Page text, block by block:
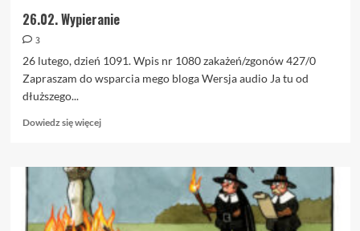
26.02. Wypieranie
3
26 lutego, dzień 1091. Wpis nr 1080 zakażeń/zgonów 427/0
Zapraszam do wsparcia mego bloga Wersja audio Ja tu od
dłuższego...
Dowiedz się więcejDowiedz
o